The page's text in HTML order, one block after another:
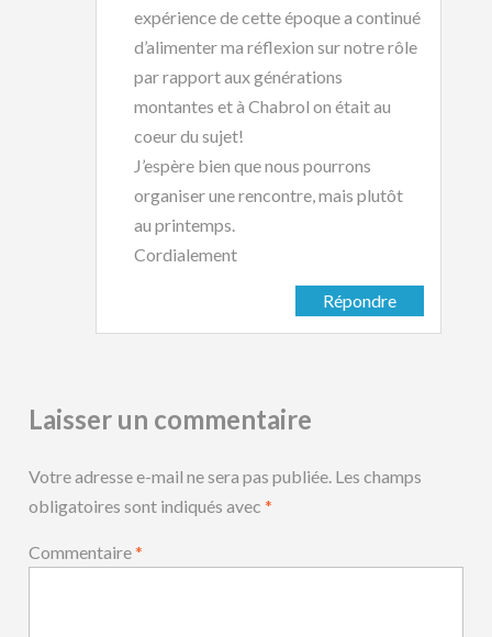
expérience de cette époque a continué
d’alimenter ma réflexion sur notre rôle
par rapport aux générations
montantes et à Chabrol on était au
coeur du sujet!
J’espère bien que nous pourrons
organiser une rencontre, mais plutôt
au printemps.
Cordialement
Répondre
Laisser un commentaire
Votre adresse e-mail ne sera pas publiée. Les champs
obligatoires sont indiqués avec*
Commentaire*